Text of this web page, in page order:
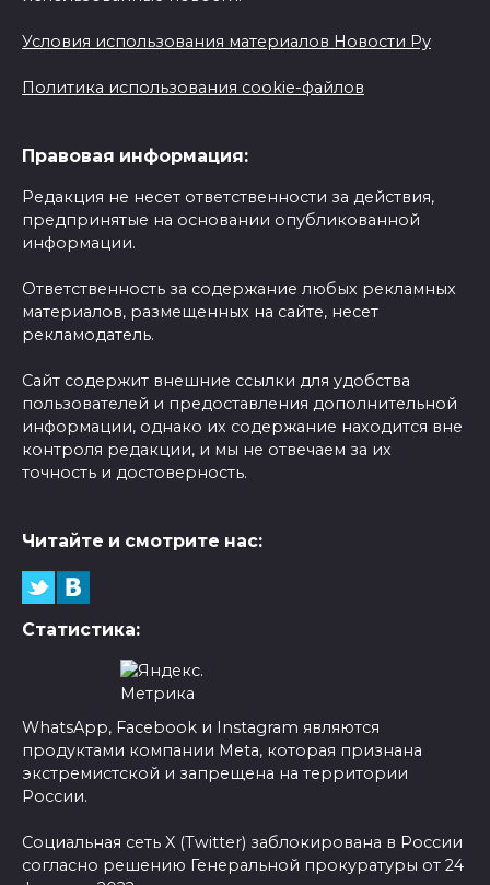
Условия использования материалов Новости Ру
Политика использования cookie-файлов
Правовая информация:
Редакция не несет ответственности за действия,
предпринятые на основании опубликованной
информации.
Ответственность за содержание любых рекламных
материалов, размещенных на сайте, несет
рекламодатель.
Сайт содержит внешние ссылки для удобства
пользователей и предоставления дополнительной
информации, однако их содержание находится вне
контроля редакции, и мы не отвечаем за их
точность и достоверность.
Читайте и смотрите нас:
Статистика:
WhatsApp, Facebook и Instagram являются
продуктами компании Meta, которая признана
экстремистской и запрещена на территории
России.
Социальная сеть X (Twitter) заблокирована в России
согласно решению Генеральной прокуратуры от 24